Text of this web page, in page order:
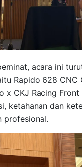
acara ini
Rapido 628 CNC
x CKJ Racing
ketahanan dan
profesional.